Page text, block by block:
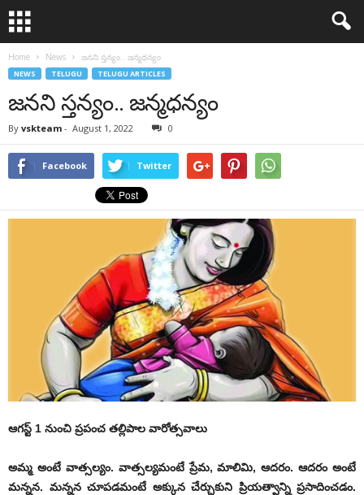
Home News జనని స్తన్యం.. జన్మధన్యం
NEWS TELUGU TELUGU ARTICLES
జనని స్తన్యం.. జన్మధన్యం
By vskteam - August 1, 2022 0
Facebook Twitter
ఆగస్ట్ 1 ‌నుంచి ప్రపంచ తల్లిపాల వారోత్సవాలు
అమ్మ అంటే వాత్సల్యం. వాత్సల్యమంటే ప్రేమ, మాలిమి, ఆదరం. ఆదరం అంటే
మన్నన. మన్నన చూపడమంటే అక్కున చేర్చుకుని ప్రియత్వాన్ని ప్రసాదించడం.